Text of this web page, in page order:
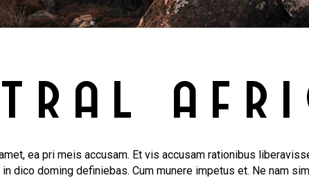
ea pri meis accusam. Et vis accusam rationibus
dico doming definiebas. Cum munere impetus et. Ne nam